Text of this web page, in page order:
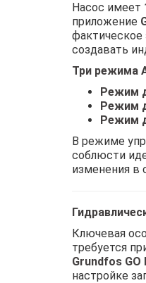
Насос имеет
приложение
фактическое
создавать
Три режима
Режим
Режим
Режим
В режиме
соблюсти
изменения в
Ключевая
требуется
Grundfos GO
настройке